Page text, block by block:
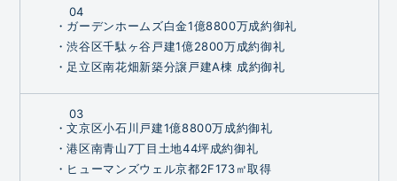
04
・ガーデンホームズ白金1億8800万成約御礼
・渋谷区千駄ヶ谷戸建1億2800万成約御礼
・足立区南花畑新築分譲戸建A棟 成約御礼
03
・文京区小石川戸建1億8800万成約御礼
・港区南青山7丁目土地44坪成約御礼
・ヒューマンズウェル京都2F173㎡取得